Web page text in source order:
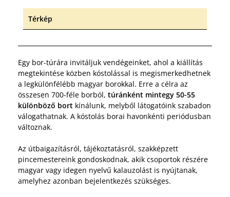
Térkép
Egy bor-túrára invitáljuk vendégeinket, ahol a kiállítás
megtekintése közben kóstolással is megismerkedhetnek
a legkülönfélébb magyar borokkal. Erre a célra az
összesen 700-féle borból, túránként mintegy 50-55
különböző bort kínálunk, melyből látogatóink szabadon
válogathatnak. A kóstolás borai havonkénti periódusban
változnak.
Az útbaigazításról, tájékoztatásról, szakképzett
pincemestereink gondoskodnak, akik csoportok részére
magyar vagy idegen nyelvű kalauzolást is nyújtanak,
amelyhez azonban bejelentkezés szükséges.